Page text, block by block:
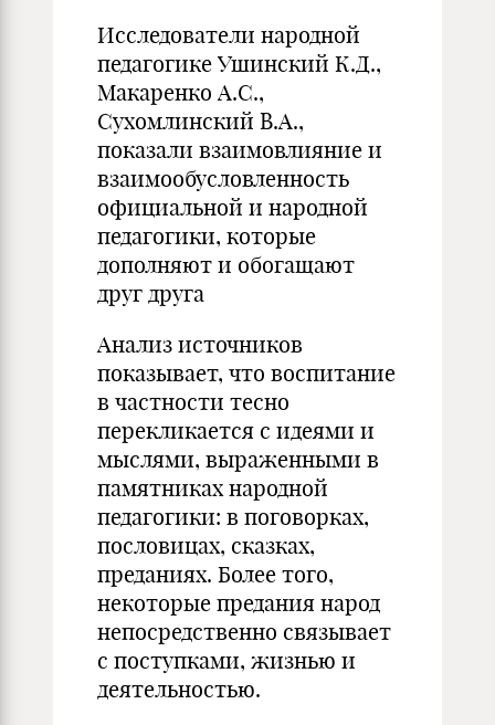
Исследователи народной
педагогике Ушинский К.Д.,
Макаренко А.С.,
Сухомлинский В.А.,
показали взаимовлияние и
взаимообусловленность
официальной и народной
педагогики, которые
дополняют и обогащают
друг друга
Анализ источников
показывает, что воспитание
в частности тесно
перекликается с идеями и
мыслями, выраженными в
памятниках народной
педагогики: в поговорках,
пословицах, сказках,
преданиях. Более того,
некоторые предания народ
непосредственно связывает
с поступками, жизнью и
деятельностью.